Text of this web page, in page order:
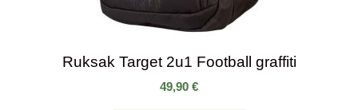
Ruksak Target 2u1 Football graffiti
49,90 €